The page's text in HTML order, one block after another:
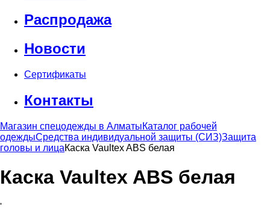
Распродажа
Новости
Сертификаты
Контакты
Магазин спецодежды в АлматыКаталог рабочей
одеждыСредства индивидуальной защиты (СИЗ)Защита
головы и лицаКаска Vaultex ABS белая
Каска Vaultex ABS белая
'